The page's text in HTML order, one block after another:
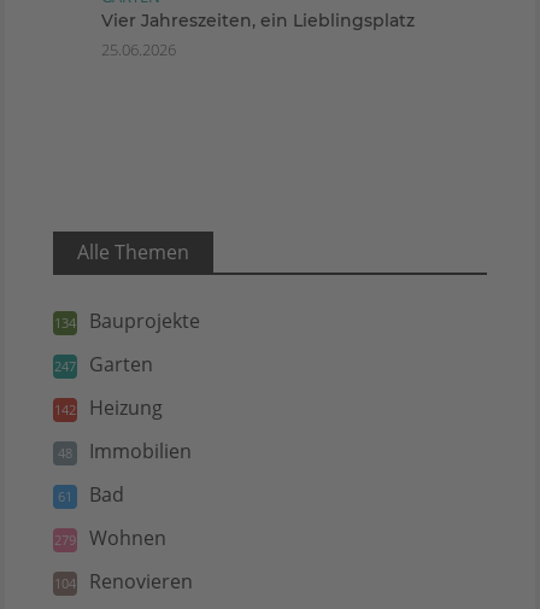
Vier Jahreszeiten, ein Lieblingsplatz
25.06.2026
Alle Themen
134 Bauprojekte
247 Garten
142 Heizung
48 Immobilien
61 Bad
279 Wohnen
104 Renovieren